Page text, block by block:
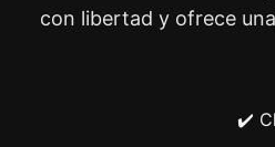
con libertad y ofrece
✔️